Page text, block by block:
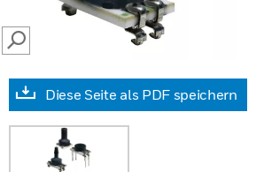
SEARCH
Diese Seite als PDF speichern